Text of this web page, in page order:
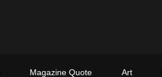
Magazine Quote Art